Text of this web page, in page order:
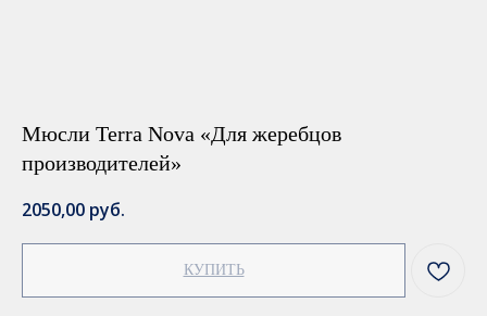
Мюсли Terra Nova «Для жеребцов
производителей»
2050,00 руб.
КУПИТЬ